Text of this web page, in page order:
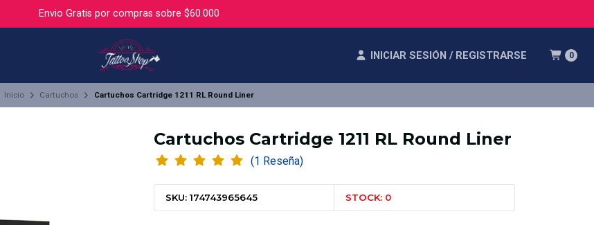
INICIAR SESIÓN / REGISTRARSE 0
Envio Gratis por compras sobre $60.000
Inicio Cartuchos Cartuchos Cartridge 1211 RL Round Liner
Cartuchos Cartridge 1211 RL Round Liner
(1 Reseña)
SKU: 174743965645 STOCK: 0